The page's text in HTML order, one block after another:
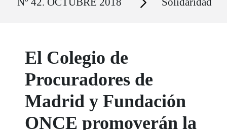
El Colegio de
Procuradores de
Madrid y Fundación
ONCE promoverán la